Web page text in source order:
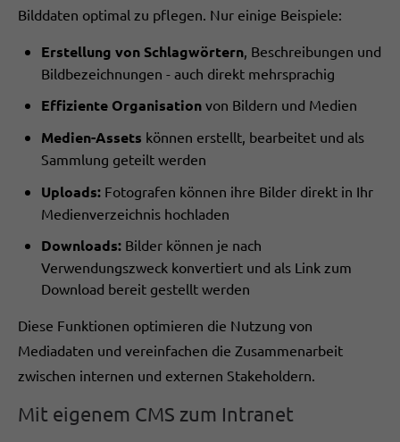
Bilddaten optimal zu pflegen. Nur einige Beispiele:
Erstellung von Schlagwörtern, Beschreibungen und
Bildbezeichnungen - auch direkt mehrsprachig
Effiziente Organisation von Bildern und Medien
Medien-Assets können erstellt, bearbeitet und als
Sammlung geteilt werden
Uploads: Fotografen können ihre Bilder direkt in Ihr
Medienverzeichnis hochladen
Downloads: Bilder können je nach
Verwendungszweck konvertiert und als Link zum
Download bereit gestellt werden
Diese Funktionen optimieren die Nutzung von
Mediadaten und vereinfachen die Zusammenarbeit
zwischen internen und externen Stakeholdern.
Mit eigenem CMS zum Intranet